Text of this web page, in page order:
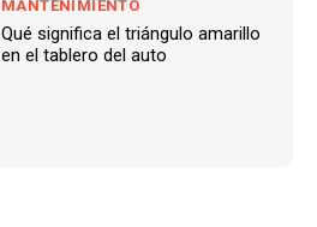
MANTENIMIENTO
Qué significa el triángulo amarillo
en el tablero del auto